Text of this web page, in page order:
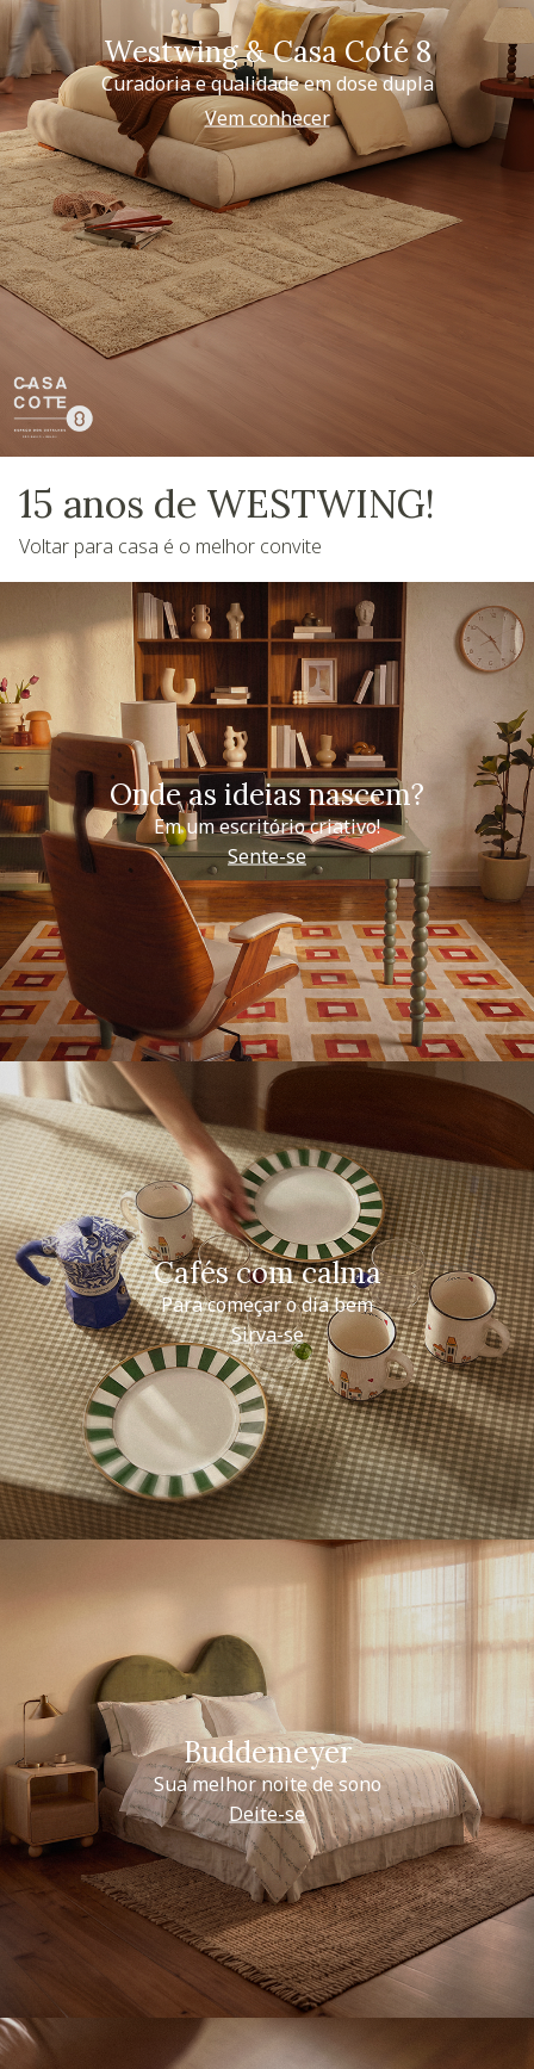
Westwing & Casa Coté 8
Curadoria e qualidade em dose dupla
Vem conhecer
15 anos de WESTWING!
Voltar para casa é o melhor convite
Onde as ideias nascem?
Em um escritório criativo!
Sente-se
Cafés com calma
Para começar o dia bem
Sirva-se
Buddemeyer
Sua melhor noite de sono
Deite-se